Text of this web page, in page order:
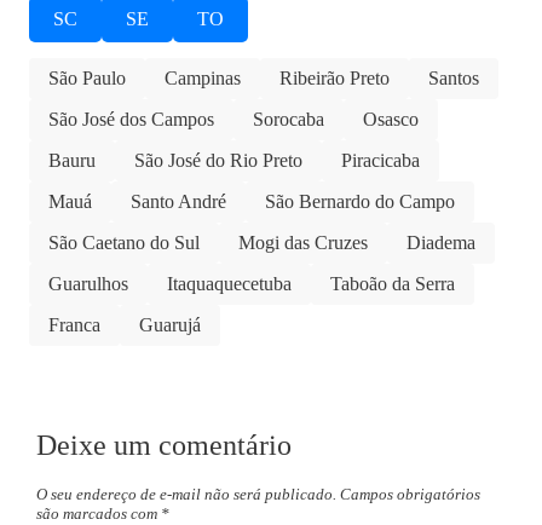
SC SE TO
São Paulo Campinas Ribeirão Preto
Santos
São José dos Campos
Sorocaba
Osasco
Bauru
São José do Rio Preto
Piracicaba
Mauá
Santo André
São Bernardo do Campo
São Caetano do Sul
Mogi das Cruzes
Diadema
Guarulhos
Itaquaquecetuba
Taboão da Serra
Franca
Guarujá
Deixe um comentário
O seu endereço de e-mail não será publicado. Campos obrigatórios
são marcados com *